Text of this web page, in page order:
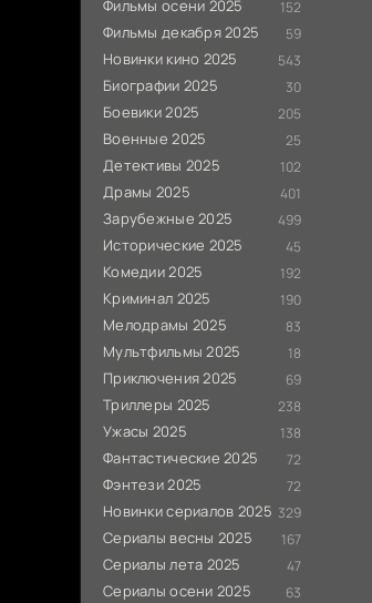
Фильмы осени 2025 152
Фильмы декабря 2025 59
Новинки кино 2025 543
Биографии 2025 30
Боевики 2025 205
Военные 2025 25
Детективы 2025 102
Драмы 2025 401
Зарубежные 2025 499
Исторические 2025 45
Комедии 2025 192
Криминал 2025 190
Мелодрамы 2025 83
Мультфильмы 2025 18
Приключения 2025 69
Триллеры 2025 238
Ужасы 2025 138
Фантастические 2025 72
Фэнтези 2025 72
Новинки сериалов 2025 329
Сериалы весны 2025 167
Сериалы лета 2025 47
Сериалы осени 2025 63